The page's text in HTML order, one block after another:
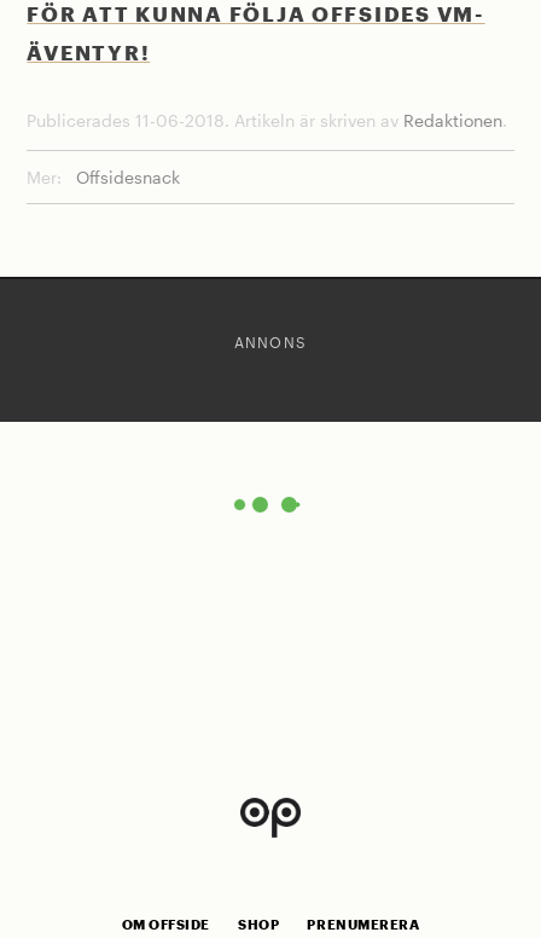
FÖR ATT KUNNA FÖLJA OFFSIDES VM-
ÄVENTYR!
Publicerades 11-06-2018. Artikeln är skriven av Redaktionen.
Mer: Offsidesnack
ANNONS
OM OFFSIDE SHOP PRENUMERERA